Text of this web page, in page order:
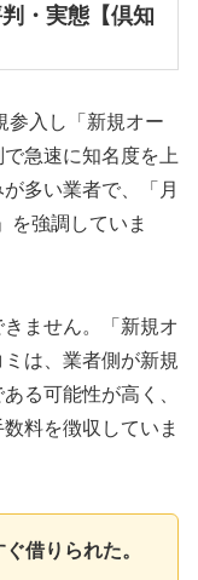
・実態【倶知
参入し「新規オー
急速に知名度を上
多い業者で、「月
を強調していま
ません。「新規オ
は、業者側が新規
る可能性が高く、
料を徴収していま
借りられた。